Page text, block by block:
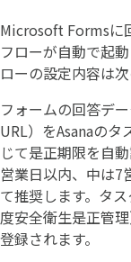
Microsoft Formsに
フローが自動で起
ローの設定内容は次
フォームの回答デ
URL）をAsanaの
じて是正期限を自
営業日以内、中は7
て推奨します。タ
度安全衛生是正管
登録されます。